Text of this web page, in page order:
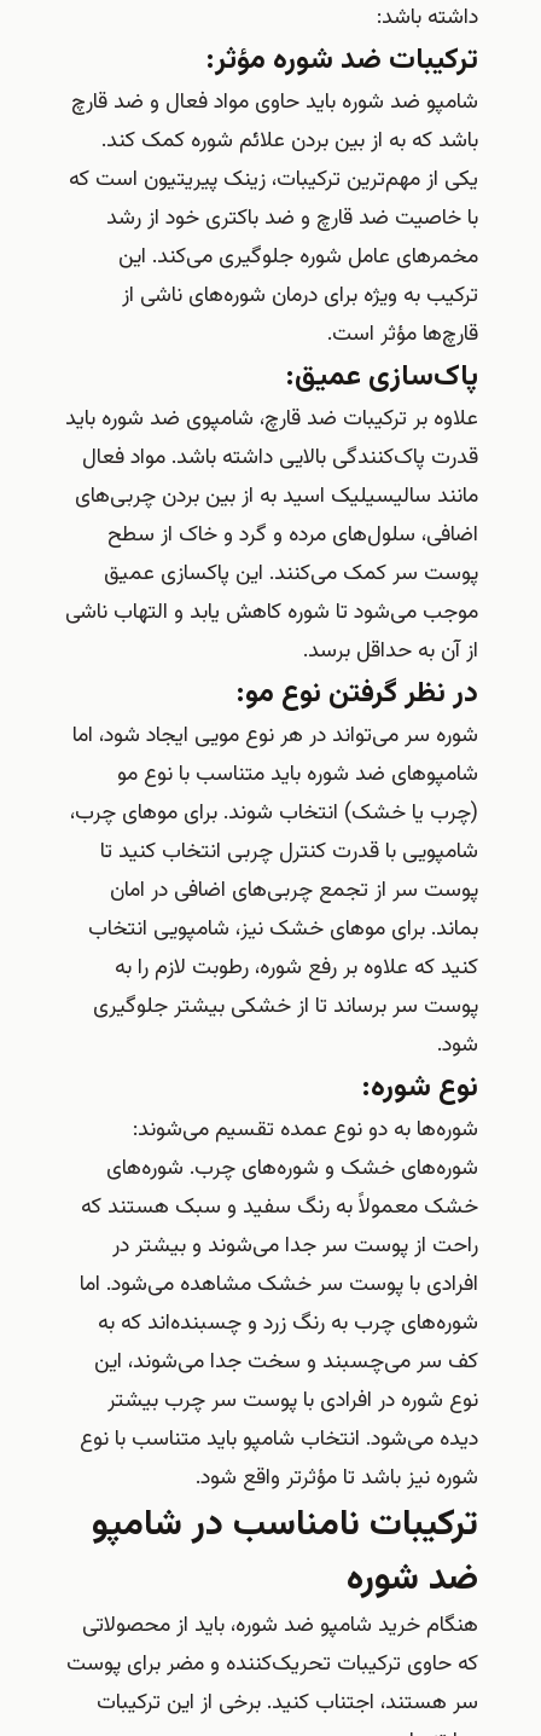
داشته باشد:
ترکیبات ضد شوره مؤثر:
شامپو ضد شوره باید حاوی مواد فعال و ضد قارچ
باشد که به از بین بردن علائم شوره کمک کند.
یکی از مهم‌ترین ترکیبات، زینک پیریتیون است که
با خاصیت ضد قارچ و ضد باکتری خود از رشد
مخمرهای عامل شوره جلوگیری می‌کند. این
ترکیب به ویژه برای درمان شوره‌های ناشی از
قارچ‌ها مؤثر است.
پاک‌سازی عمیق:
علاوه بر ترکیبات ضد قارچ، شامپوی ضد شوره باید
قدرت پاک‌کنندگی بالایی داشته باشد. مواد فعال
مانند سالیسیلیک اسید به از بین بردن چربی‌های
اضافی، سلول‌های مرده و گرد و خاک از سطح
پوست سر کمک می‌کنند. این پاکسازی عمیق
موجب می‌شود تا شوره کاهش یابد و التهاب ناشی
از آن به حداقل برسد.
در نظر گرفتن نوع مو:
شوره سر می‌تواند در هر نوع مویی ایجاد شود، اما
شامپوهای ضد شوره باید متناسب با نوع مو
(چرب یا خشک) انتخاب شوند. برای موهای چرب،
شامپویی با قدرت کنترل چربی انتخاب کنید تا
پوست سر از تجمع چربی‌های اضافی در امان
بماند. برای موهای خشک نیز، شامپویی انتخاب
کنید که علاوه بر رفع شوره، رطوبت لازم را به
پوست سر برساند تا از خشکی بیشتر جلوگیری
شود.
نوع شوره:
شوره‌ها به دو نوع عمده تقسیم می‌شوند:
شوره‌های خشک و شوره‌های چرب. شوره‌های
خشک معمولاً به رنگ سفید و سبک هستند که
راحت از پوست سر جدا می‌شوند و بیشتر در
افرادی با پوست سر خشک مشاهده می‌شود. اما
شوره‌های چرب به رنگ زرد و چسبنده‌اند که به
کف سر می‌چسبند و سخت جدا می‌شوند، این
نوع شوره در افرادی با پوست سر چرب بیشتر
دیده می‌شود. انتخاب شامپو باید متناسب با نوع
شوره نیز باشد تا مؤثرتر واقع شود.
ترکیبات نامناسب در شامپو
ضد شوره
هنگام خرید شامپو ضد شوره، باید از محصولاتی
که حاوی ترکیبات تحریک‌کننده و مضر برای پوست
سر هستند، اجتناب کنید. برخی از این ترکیبات